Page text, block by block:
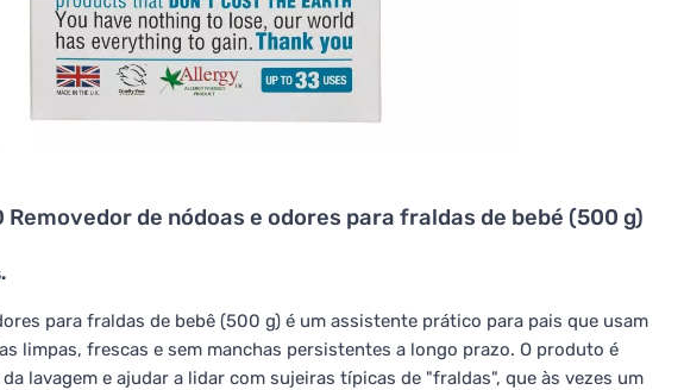
Removedor de nódoas e odores para fraldas de bebé (500 g)
para fraldas de bebê (500 g) é um assistente prático para pais que usam
limpas, frescas e sem manchas persistentes a longo prazo. O produto é
lavagem e ajudar a lidar com sujeiras típicas de "fraldas", que às vezes um